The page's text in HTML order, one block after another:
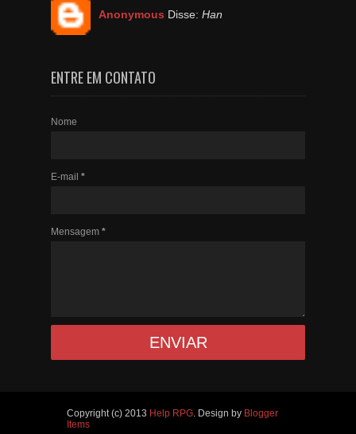
Anonymous Disse: Han
ENTRE EM CONTATO
Nome
E-mail *
Mensagem *
Copyright (c) 2013 Help RPG . Design by Blogger
Items